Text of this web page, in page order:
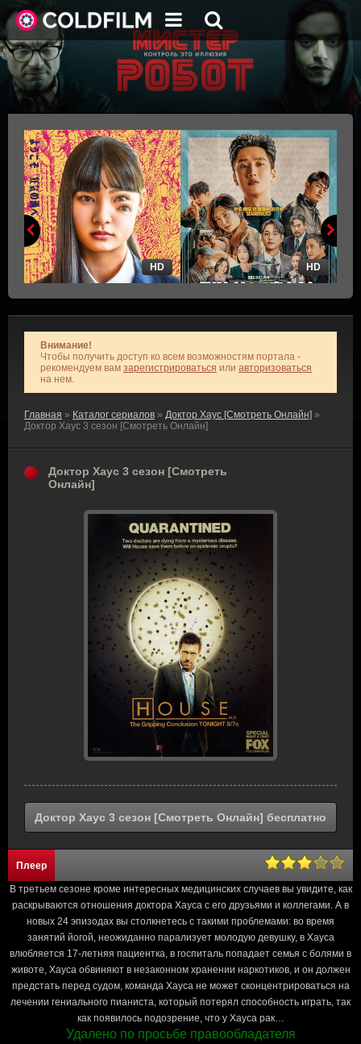
HD HD
Внимание!
Чтобы получить доступ ко всем возможностям портала -
рекомендуем вам зарегистрироваться или авторизоваться
на нем.
Главная » Каталог сериалов » Доктор Хаус [Смотреть Онлайн] »
Доктор Хаус 3 сезон [Смотреть Онлайн]
Доктор Хаус 3 сезон [Смотреть
Онлайн]
Доктор Хаус 3 сезон [Смотреть Онлайн] бесплатно
Плеер
В третьем сезоне кроме интересных медицинских случаев вы увидите, как
раскрываются отношения доктора Хауса с его друзьями и коллегами. А в
новых 24 эпизодах вы столкнетесь с такими проблемами: во время
занятий йогой, неожиданно парализует молодую девушку, в Хауса
влюбляется 17-летняя пациентка, в госпиталь попадает семья с болями в
животе, Хауса обвиняют в незаконном хранении наркотиков, и он должен
предстать перед судом, команда Хауса не может сконцентрироваться на
лечении гениального пианиста, который потерял способность играть, так
как появилось подозрение, что у Хауса рак…
Удалено по просьбе правообладателя